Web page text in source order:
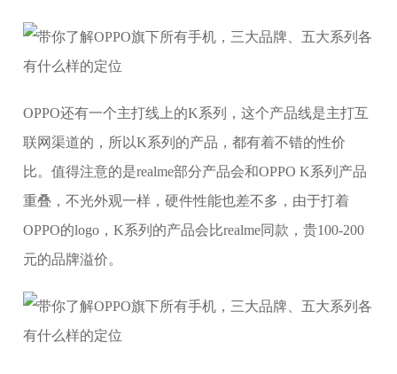
OPPO还有一个主打线上的K系列，这个产品线是主打互
联网渠道的，所以K系列的产品，都有着不错的性价
比。值得注意的是realme部分产品会和OPPO K系列产品
重叠，不光外观一样，硬件性能也差不多，由于打着
OPPO的logo，K系列的产品会比realme同款，贵100-200
元的品牌溢价。